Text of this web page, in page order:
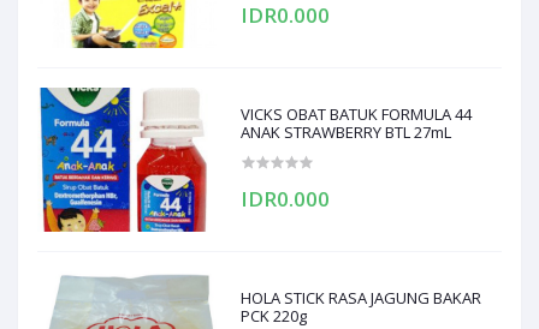
IDR0.000
VICKS OBAT BATUK FORMULA 44
ANAK STRAWBERRY BTL 27mL
IDR0.000
HOLA STICK RASA JAGUNG BAKAR
PCK 220g